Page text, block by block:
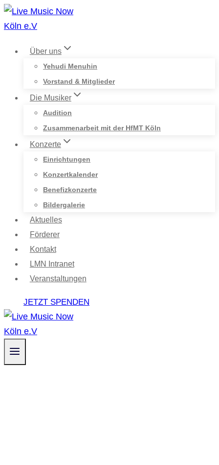
Zum
Inhalt
Über uns
Yehudi Menuhin
Vorstand & Mitglieder
Die Musiker
Audition
Zusammenarbeit mit der HfMT Köln
Konzerte
Einrichtungen
Konzertkalender
Benefizkonzerte
Bildergalerie
Aktuelles
Förderer
Kontakt
LMN Intranet
Veranstaltungen
JETZT SPENDEN